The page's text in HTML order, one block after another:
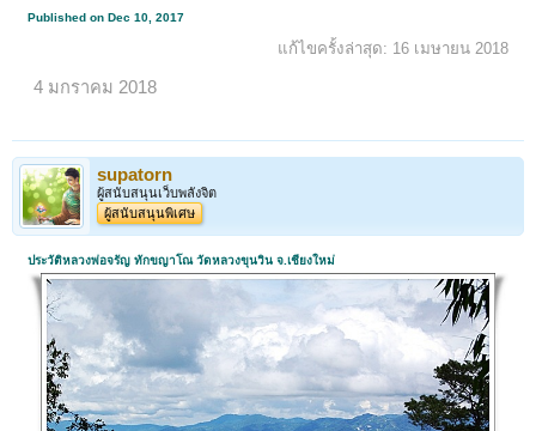
Published on Dec 10, 2017
แก้ไขครั้งล่าสุด: 16 เมษายน 2018
4 มกราคม 2018
supatorn
ผู้สนับสนุนเว็บพลังจิต
ผู้สนับสนุนพิเศษ
ประวัติหลวงพ่อจรัญ ทักขญาโณ วัดหลวงขุนวิน จ.เชียงใหม่